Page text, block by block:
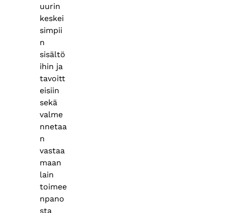
uurin
keskei
simpii
n
sisältö
ihin ja
tavoitt
eisiin
sekä
valme
nnetaa
n
vastaa
maan
lain
toimee
npano
sta